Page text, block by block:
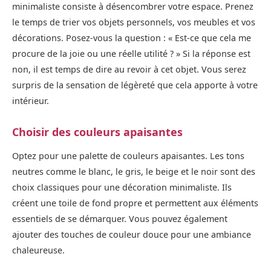
minimaliste consiste à désencombrer votre espace. Prenez
le temps de trier vos objets personnels, vos meubles et vos
décorations. Posez-vous la question : « Est-ce que cela me
procure de la joie ou une réelle utilité ? » Si la réponse est
non, il est temps de dire au revoir à cet objet. Vous serez
surpris de la sensation de légèreté que cela apporte à votre
intérieur.
Choisir des couleurs apaisantes
Optez pour une palette de couleurs apaisantes. Les tons
neutres comme le blanc, le gris, le beige et le noir sont des
choix classiques pour une décoration minimaliste. Ils
créent une toile de fond propre et permettent aux éléments
essentiels de se démarquer. Vous pouvez également
ajouter des touches de couleur douce pour une ambiance
chaleureuse.